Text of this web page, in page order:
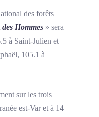
des forêts
Hommes » sera
à Saint-Julien et
105.1 à
sur les trois
est-Var et à 14